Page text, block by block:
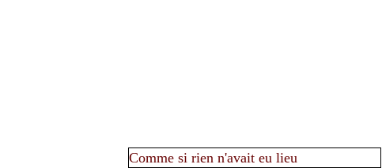
Comme si rien n'avait eu lieu